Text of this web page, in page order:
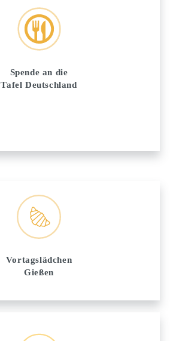
Spende an die
Tafel Deutschland
Vortagslädchen
Gießen